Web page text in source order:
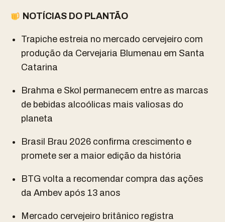
NOTÍCIAS DO PLANTÃO
Trapiche estreia no mercado cervejeiro com
produção da Cervejaria Blumenau em Santa
Catarina
Brahma e Skol permanecem entre as marcas
de bebidas alcoólicas mais valiosas do
planeta
Brasil Brau 2026 confirma crescimento e
promete ser a maior edição da história
BTG volta a recomendar compra das ações
da Ambev após 13 anos
Mercado cervejeiro britânico registra